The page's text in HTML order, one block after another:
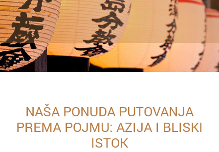
NAŠA PONUDA PUTOVANJA
PREMA POJMU: AZIJA I BLISKI
ISTOK